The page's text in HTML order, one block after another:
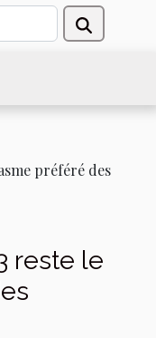
préféré des
reste le